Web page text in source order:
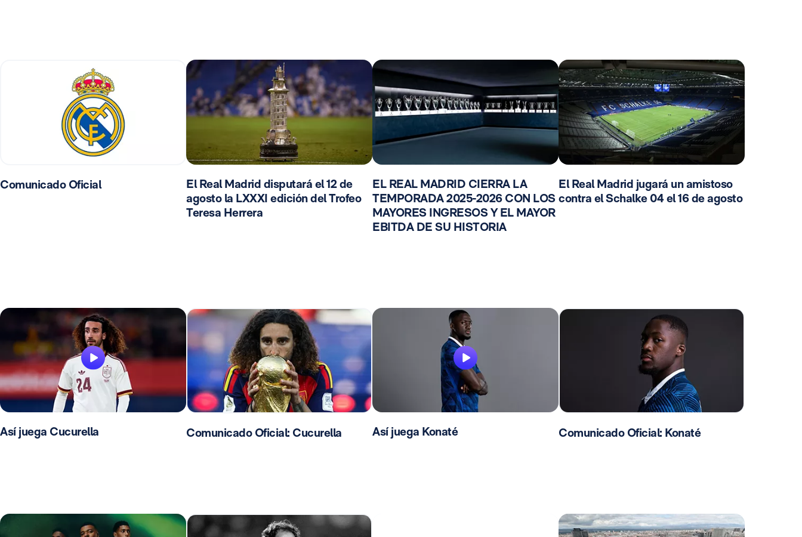
Comunicado Oficial
El Real Madrid disputará el 12 de
agosto la LXXXI edición del Trofeo
Teresa Herrera
EL REAL MADRID CIERRA LA
TEMPORADA 2025-2026 CON LOS
MAYORES INGRESOS Y EL MAYOR
EBITDA DE SU HISTORIA
El Real Madrid jugará un amistoso
contra el Schalke 04 el 16 de agosto
Así juega Cucurella Comunicado Oficial: Cucurella Así juega Konaté Comunicado Oficial: Konaté